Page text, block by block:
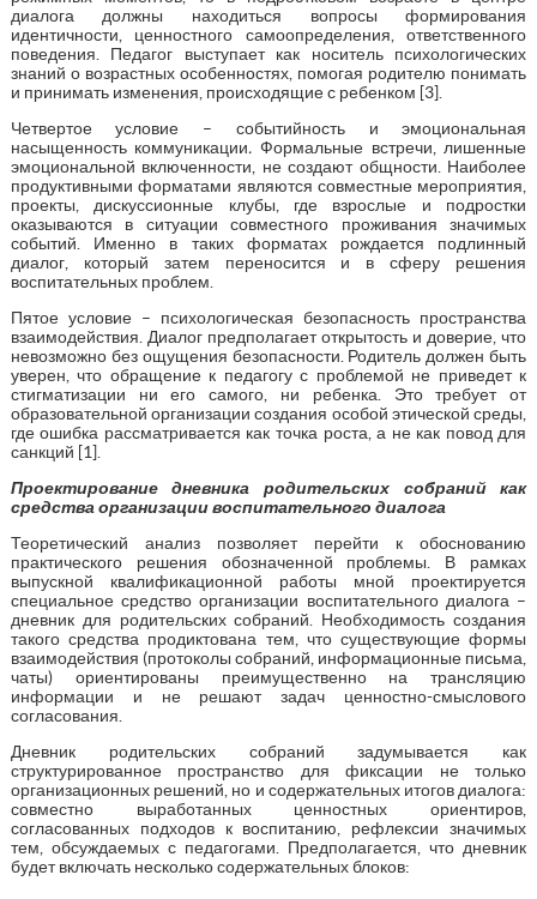
диалога должны находиться вопросы формирования
идентичности, ценностного самоопределения, ответственного
поведения. Педагог выступает как носитель психологических
знаний о возрастных особенностях, помогая родителю понимать
и принимать изменения, происходящие с ребенком [3].
Четвертое условие – событийность и эмоциональная
насыщенность коммуникации. Формальные встречи, лишенные
эмоциональной включенности, не создают общности. Наиболее
продуктивными форматами являются совместные мероприятия,
проекты, дискуссионные клубы, где взрослые и подростки
оказываются в ситуации совместного проживания значимых
событий. Именно в таких форматах рождается подлинный
диалог, который затем переносится и в сферу решения
воспитательных проблем.
Пятое условие – психологическая безопасность пространства
взаимодействия. Диалог предполагает открытость и доверие, что
невозможно без ощущения безопасности. Родитель должен быть
уверен, что обращение к педагогу с проблемой не приведет к
стигматизации ни его самого, ни ребенка. Это требует от
образовательной организации создания особой этической среды,
где ошибка рассматривается как точка роста, а не как повод для
санкций [1].
Проектирование дневника родительских собраний как
средства организации воспитательного диалога
Теоретический анализ позволяет перейти к обоснованию
практического решения обозначенной проблемы. В рамках
выпускной квалификационной работы мной проектируется
специальное средство организации воспитательного диалога –
дневник для родительских собраний. Необходимость создания
такого средства продиктована тем, что существующие формы
взаимодействия (протоколы собраний, информационные письма,
чаты) ориентированы преимущественно на трансляцию
информации и не решают задач ценностно-смыслового
согласования.
Дневник родительских собраний задумывается как
структурированное пространство для фиксации не только
организационных решений, но и содержательных итогов диалога:
совместно выработанных ценностных ориентиров,
согласованных подходов к воспитанию, рефлексии значимых
тем, обсуждаемых с педагогами. Предполагается, что дневник
будет включать несколько содержательных блоков: